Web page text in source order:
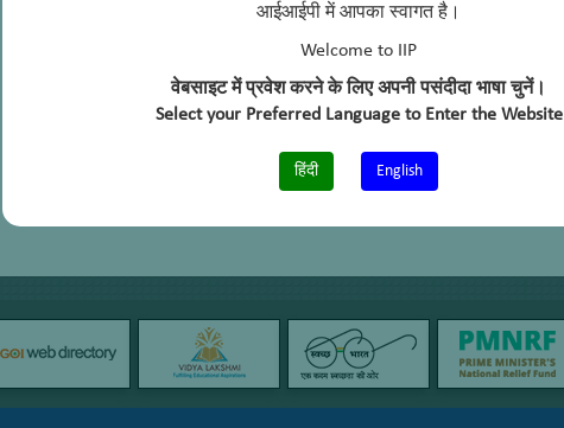
आईआईपी में आपका स्वागत है।
Welcome to IIP
वेबसाइट में प्रवेश करने के लिए अपनी पसंदीदा भाषा चुनें।
Select your Preferred Language to Enter the Website
हिंदी English